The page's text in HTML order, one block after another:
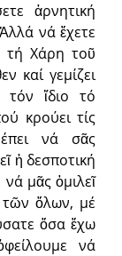
ἀρνητική
νά ἔχετε
τή Χάρη τοῦ
καί γεμίζει
ἴδιο τό
κρούει τίς
νά σᾶς
ἡ δεσποτική
μᾶς ὁμιλεῖ
ὅλων, μέ
ὅσα ἔχω
νά